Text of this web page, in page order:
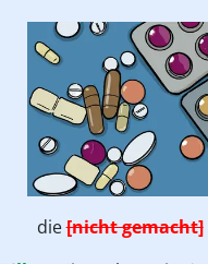
die[nicht gemacht]